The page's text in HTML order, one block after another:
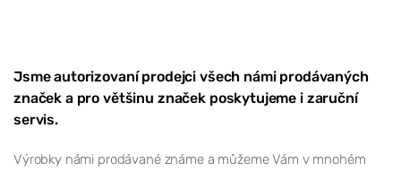
Jsme autorizovaní prodejci všech námi prodávaných
značek a pro většinu značek poskytujeme i zaruční
servis.
Výrobky námi prodávané známe a můžeme Vám v mnohém